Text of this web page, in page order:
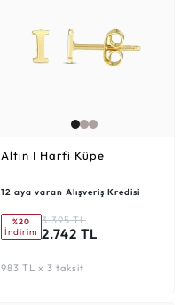
Altın I Harfi Küpe
12 aya varan Alışveriş Kredisi
%20
İndirim
3.395 TL
2.742 TL
983 TL x 3 taksit